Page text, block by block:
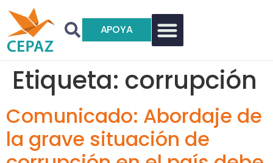
APOYA
Etiqueta: corrupción
Comunicado: Abordaje de
la grave situación de